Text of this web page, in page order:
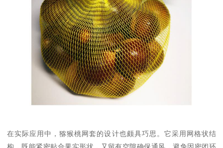
在实际应用中，猕猴桃网套的设计也颇具巧思。它采用网格状结
构，既能紧密贴合果实形状，又留有空隙确保通风，避免因密闭环